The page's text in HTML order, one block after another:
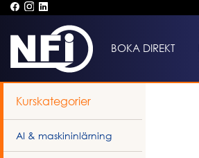
BOKA DIREKT
Kurskategorier
AI & maskininlärning